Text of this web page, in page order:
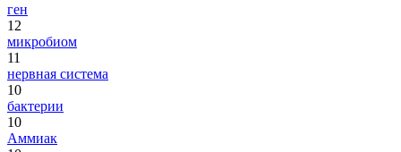
ген
12
микробиом
11
нервная система
10
бактерии
10
Аммиак